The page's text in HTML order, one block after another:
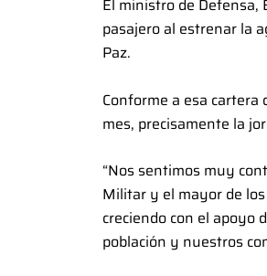
El ministro de Defensa,
pasajero al estrenar la
Paz.
Conforme a esa cartera
mes, precisamente la
“Nos sentimos muy
Militar y el mayor de
creciendo con el apoyo
población y nuestros